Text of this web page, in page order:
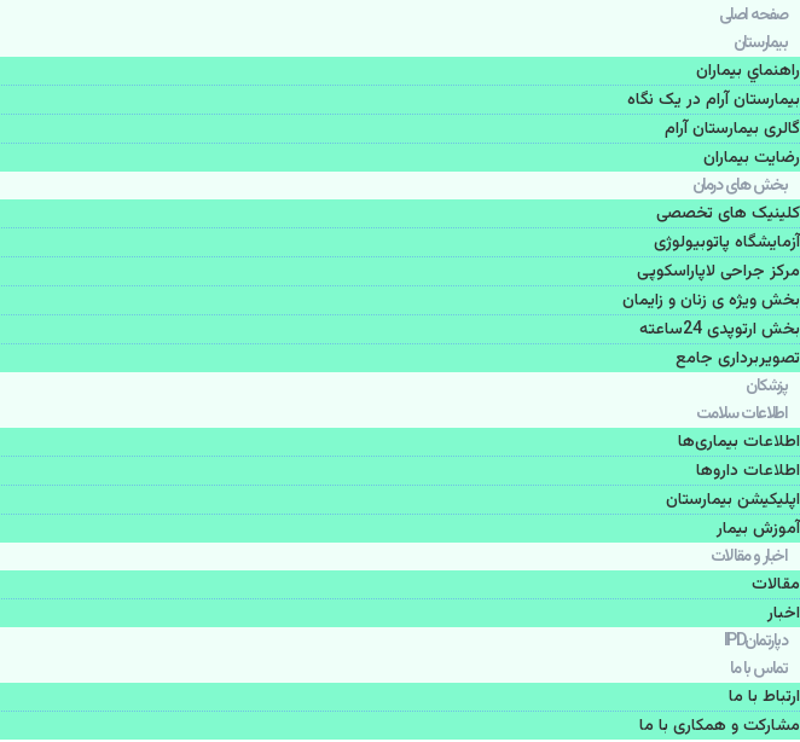
صفحه اصلی
بيمارستان
راهنماي بیماران
بیمارستان آرام در یک نگاه
گالری بیمارستان آرام
رضایت بیماران
بخش های درمان
کلینیک های تخصصی
آزمایشگاه پاتوبیولوژی
مرکز جراحی لاپاراسکوپی
بخش ویژه ی زنان و زایمان
بخش ارتوپدی 24ساعته
تصویربرداری جامع
پزشكان
اطلاعات سلامت
اطلاعات بیماری‌ها
اطلاعات دارو‌ها
اپليكيشن بيمارستان
آموزش بیمار
اخبار و مقالات
مقالات
اخبار
دپارتمانIPD
تماس با ما
ارتباط با ما
مشاركت و همكاری با ما